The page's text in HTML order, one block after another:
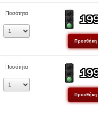
Ποσότητα
Ποσότητα